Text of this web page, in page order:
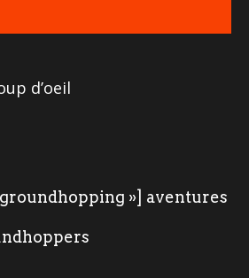
d’oeil
»] aventures